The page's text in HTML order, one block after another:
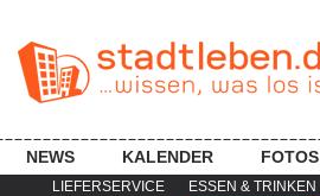
LIEFERSERVICE ESSEN & TRINKEN
NEWS KALENDER FOTOS